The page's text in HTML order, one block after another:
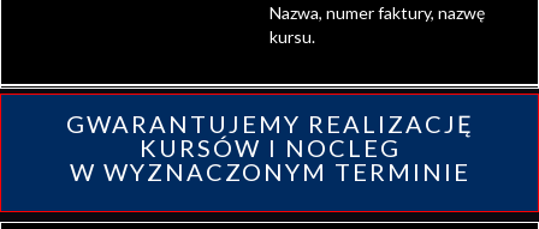
Nazwa, numer faktury, nazwę
kursu.
GWARANTUJEMY REALIZACJĘ
KURSÓW I NOCLEG
W WYZNACZONYM TERMINIE